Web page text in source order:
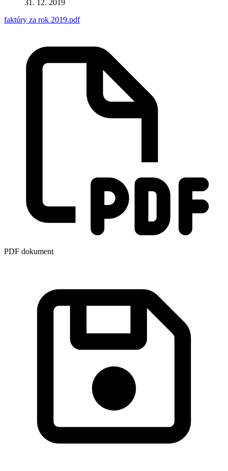
31. 12. 2019
faktúry za rok 2019.pdf
PDF dokument